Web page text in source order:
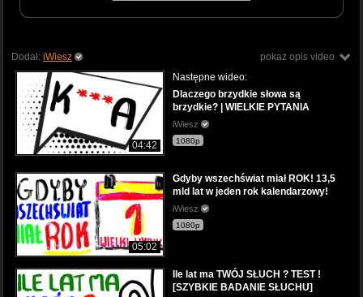
pokaż opis video
Dodał: iWiesz
04:42
Następne wideo:
Dlaczego brzydkie słowa są
brzydkie? | WIELKIE PYTANIA
iWiesz
1080p
05:02
Gdyby wszechświat miał ROK! 13,5
mld lat w jeden rok kalendarzowy!
iWiesz
1080p
Ile lat ma TWÓJ SŁUCH ? TEST !
[SZYBKIE BADANIE SŁUCHU]